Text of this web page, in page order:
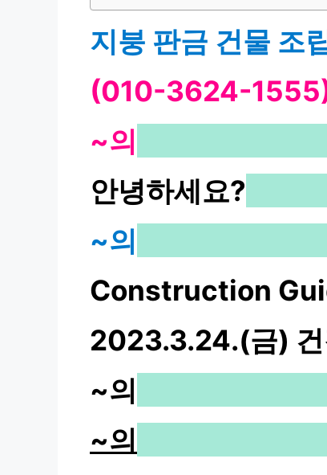
지붕 판금 건물 조
(010-3624-
~의
안녕하세요?
~의
Construction
2023.3.24.(금) 건
~의
~의